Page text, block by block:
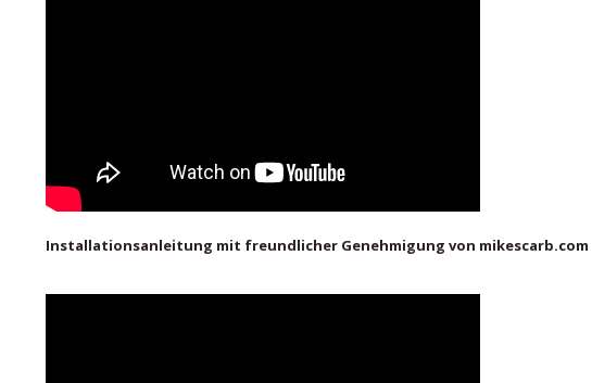
Installationsanleitung mit freundlicher Genehmigung von mikescarb.com